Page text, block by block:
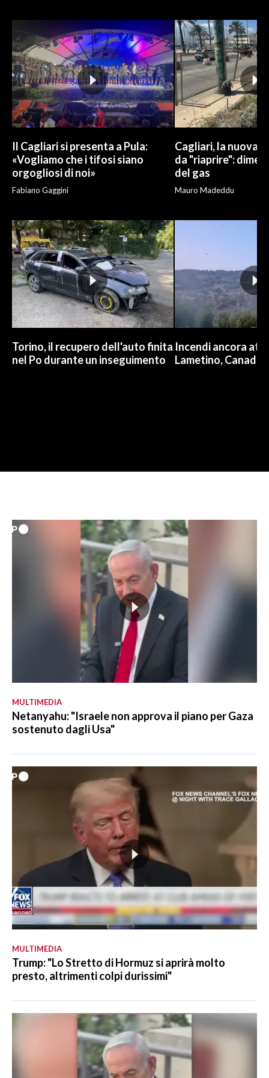
ABBONATI
ANNUNCI
NECROLOGI
PUBBLICITÀ
SPIAGGE
Il Cagliari si presenta a Pula:
«Vogliamo che i tifosi siano
orgogliosi di noi»
Fabiano Gaggini
Cagliari, la nuova
da "riaprire":
del gas
Mauro Madeddu
Torino, il recupero dell'auto finita
nel Po durante un inseguimento
Incendi ancora
Lametino,
MULTIMEDIA
Netanyahu: "Israele non approva il piano per Gaza
sostenuto dagli Usa"
MULTIMEDIA
Trump: "Lo Stretto di Hormuz si aprirà molto
presto, altrimenti colpi durissimi"